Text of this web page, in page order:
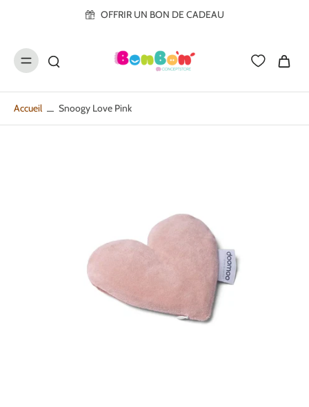
OFFRIR UN BON DE CADEAU
Accueil Snoogy Love Pink